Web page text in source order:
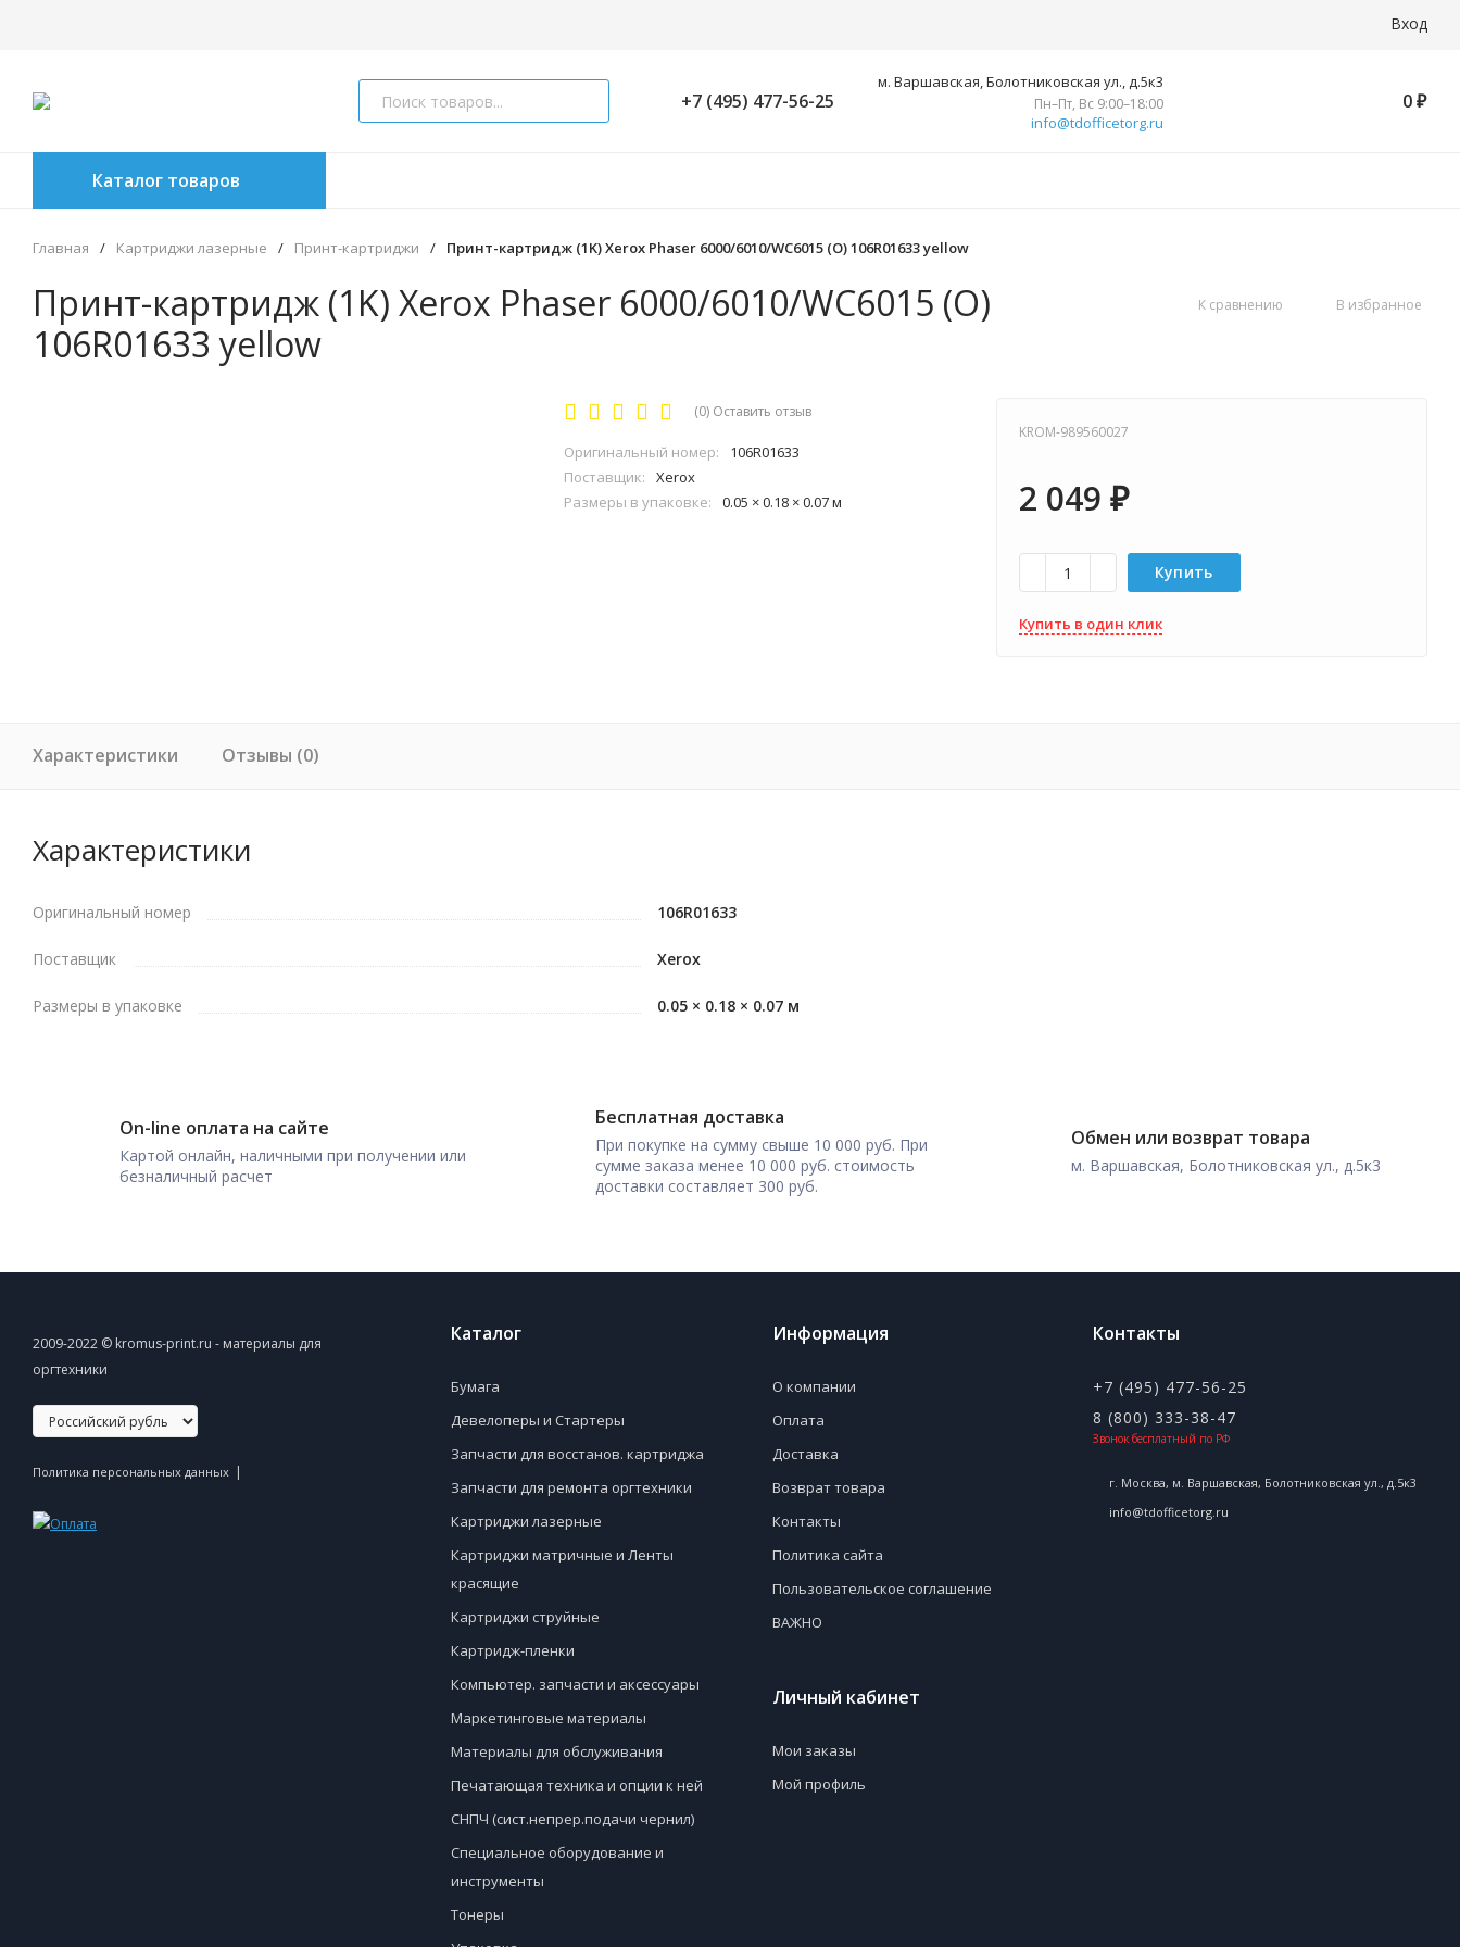
Вход
+7 (495) 477-56-25
м. Варшавская, Болотниковская ул., д.5к3
Пн–Пт, Вс 9:00–18:00
info@tdofficetorg.ru
0 ₽
Каталог товаров
Главная / Картриджи лазерные / Принт-картриджи / Принт-картридж (1K) Xerox Phaser 6000/6010/WC6015 (O) 106R01633 yellow
Принт-картридж (1K) Xerox Phaser 6000/6010/WC6015 (O)
106R01633 yellow
К сравнению В избранное
(0) Оставить отзыв
Оригинальный номер:
106R01633
Поставщик:
Xerox
Размеры в упаковке:
0.05 × 0.18 × 0.07 м
KROM-989560027
2 049 ₽
Купить
Купить в один клик
Характеристики Отзывы (0)
Характеристики
Оригинальный номер 106R01633
Поставщик Xerox
Размеры в упаковке 0.05 × 0.18 × 0.07 м
On-line оплата на сайте
Картой онлайн, наличными при получении или
безналичный расчет
Бесплатная доставка
При покупке на сумму свыше 10 000 руб. При
сумме заказа менее 10 000 руб. стоимость
доставки составляет 300 руб.
Обмен или возврат товара
м. Варшавская, Болотниковская ул., д.5к3
2009-2022 © kromus-print.ru - материалы для
оргтехники
Политика персональных данных |
Каталог
Бумага
Девелоперы и Стартеры
Запчасти для восстанов. картриджа
Запчасти для ремонта оргтехники
Картриджи лазерные
Картриджи матричные и Ленты
красящие
Картриджи струйные
Картридж-пленки
Компьютер. запчасти и аксессуары
Маркетинговые материалы
Материалы для обслуживания
Печатающая техника и опции к ней
СНПЧ (сист.непрер.подачи чернил)
Специальное оборудование и
инструменты
Тонеры
Информация
О компании
Оплата
Доставка
Возврат товара
Контакты
Политика сайта
Пользовательское соглашение
ВАЖНО
Личный кабинет
Мои заказы
Мой профиль
Контакты
+7 (495) 477-56-25
8 (800) 333-38-47
Звонок бесплатный по РФ
г. Москва, м. Варшавская, Болотниковская ул., д.5к3
info@tdofficetorg.ru